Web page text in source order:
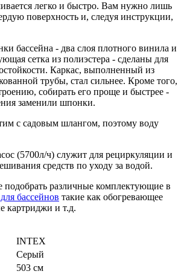
легко и быстро. Вам нужно лишь
поверхность и, следуя инструкции,
бассейна - два слоя плотного винила и
сетка из полиэстера - сделаны для
Каркас, выполненный из
трубы, стал сильнее. Кроме того,
собирать его проще и быстрее -
заменили шпонки.
с садовым шлангом, поэтому воду
(5700л/ч) служит для рециркуляции и
средств по уходу за водой.
различные комплектующие в
бассейнов такие как обогревающее
картриджи и т.д.
INTEX
Серый
503 см